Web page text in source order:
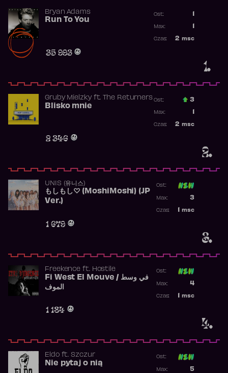
1.
Bryan Adams
Run To You
35 993
Ost.:
Max:
2 msc
Czas:
2.
Gruby Mielzkyft. The Returners
Blisko mnie
2 346
Ost.: 3
Max:
2 msc
Czas:
3.
UNIS (유니스)
もしもし♡ (MoshiMoshi) (JP
Ver.)
1 679
Ost:
3
Max:
msc
Czas:
4.
Freekence ft. Hostile
Fi West El Mouve / في وسط
الموف
1 184
Ost:
4
Max:
msc
Czas:
Eldoft. Szczur
Nie pytaj o nią
Ost:
5
Max: